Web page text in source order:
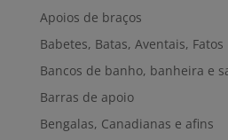
Apoios de braços
Babetes, Batas, Aventais, Fatos
Bancos de banho, banheira e
Barras de apoio
Bengalas, Canadianas e afins